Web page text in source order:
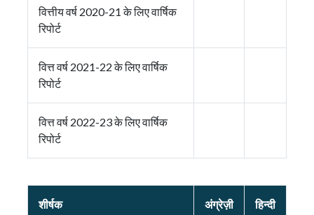
वित्तीय वर्ष 2020-21 के लिए वार्षिक
रिपोर्ट
वित्त वर्ष 2021-22 के लिए वार्षिक
रिपोर्ट
वित्त वर्ष 2022-23 के लिए वार्षिक
रिपोर्ट
शीर्षक अंग्रेज़ी हिन्दी